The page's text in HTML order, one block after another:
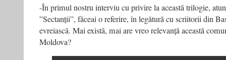
-În primul nostru interviu cu privire la această trilogie,
”Sectanții”, făceai o referire, în legătură cu scriitorii din
evreiască. Mai există, mai are vreo relevanță această
Moldova?